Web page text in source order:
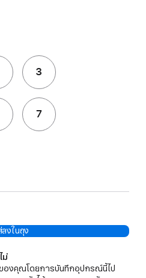
3
7
ลงในถุง
ม่
องคุณโดยการบันทึกอุปกรณ์นี้ไป